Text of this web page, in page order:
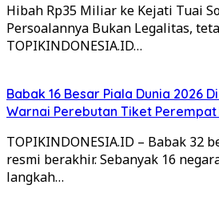
Hibah Rp35 Miliar ke Kejati Tuai
Persoalannya Bukan Legalitas,
TOPIKINDONESIA.ID…
Babak 16 Besar Piala Dunia 2026
Warnai Perebutan Tiket Perempat
TOPIKINDONESIA.ID – Babak 32
resmi berakhir. Sebanyak 16
langkah…